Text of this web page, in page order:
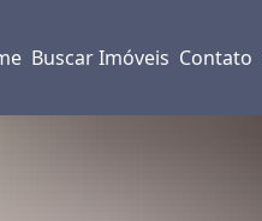
Buscar Imóveis Contato